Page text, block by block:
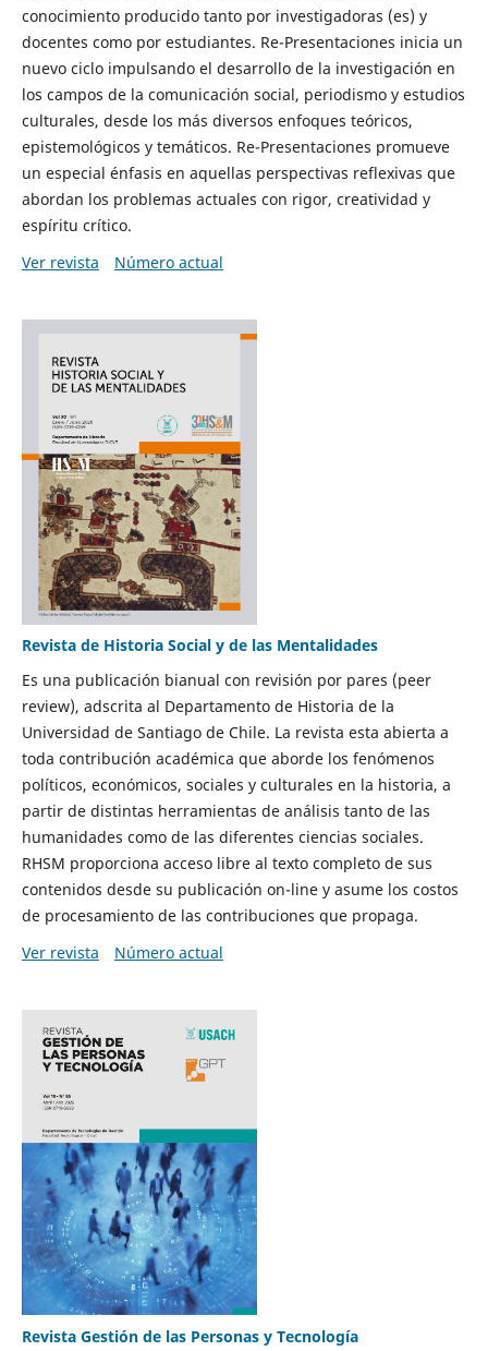
conocimiento producido tanto por investigadoras (es) y
docentes como por estudiantes. Re-Presentaciones inicia un
nuevo ciclo impulsando el desarrollo de la investigación en
los campos de la comunicación social, periodismo y estudios
culturales, desde los más diversos enfoques teóricos,
epistemológicos y temáticos. Re-Presentaciones promueve
un especial énfasis en aquellas perspectivas reflexivas que
abordan los problemas actuales con rigor, creatividad y
espíritu crítico.
Ver revista
Número actual
Revista de Historia Social y de las Mentalidades
Es una publicación bianual con revisión por pares (peer
review), adscrita al Departamento de Historia de la
Universidad de Santiago de Chile. La revista esta abierta a
toda contribución académica que aborde los fenómenos
políticos, económicos, sociales y culturales en la historia, a
partir de distintas herramientas de análisis tanto de las
humanidades como de las diferentes ciencias sociales.
RHSM proporciona acceso libre al texto completo de sus
contenidos desde su publicación on-line y asume los costos
de procesamiento de las contribuciones que propaga.
Ver revista
Número actual
Revista Gestión de las Personas y Tecnología